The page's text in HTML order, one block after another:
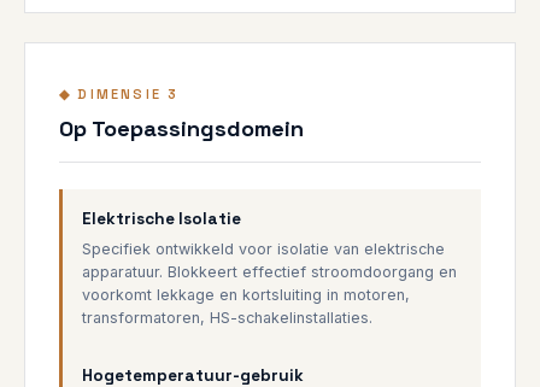
◆ DIMENSIE 3
Op Toepassingsdomein
Elektrische Isolatie
Specifiek ontwikkeld voor isolatie van elektrische
apparatuur. Blokkeert effectief stroomdoorgang en
voorkomt lekkage en kortsluiting in motoren,
transformatoren, HS-schakelinstallaties.
Hogetemperatuur-gebruik